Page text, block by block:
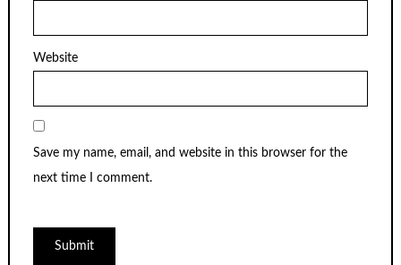
Website
Save my name, email, and website in this browser for the
next time I comment.